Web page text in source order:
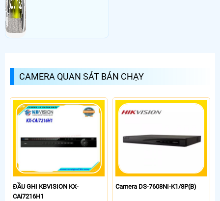
CAMERA QUAN SÁT BÁN CHẠY
ĐẦU GHI KBVISION KX-
CAi7216H1
Camera DS-7608NI-K1/8P(B)